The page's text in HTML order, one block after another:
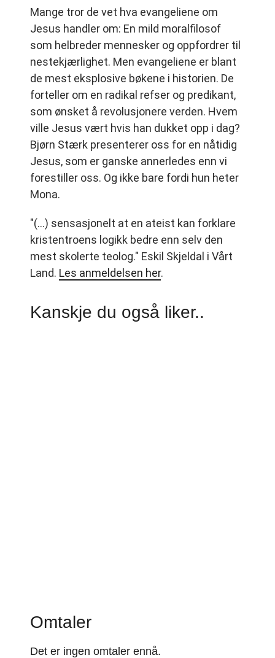
Mange tror de vet hva evangeliene om
Jesus handler om: En mild moralfilosof
som helbreder mennesker og oppfordrer til
nestekjærlighet. Men evangeliene er blant
de mest eksplosive bøkene i historien. De
forteller om en radikal refser og predikant,
som ønsket å revolusjonere verden. Hvem
ville Jesus vært hvis han dukket opp i dag?
Bjørn Stærk presenterer oss for en nåtidig
Jesus, som er ganske annerledes enn vi
forestiller oss. Og ikke bare fordi hun heter
Mona.
"(...) sensasjonelt at en ateist kan forklare
kristentroens logikk bedre enn selv den
mest skolerte teolog." Eskil Skjeldal i Vårt
Land. Les anmeldelsen her.
Kanskje du også liker..
Omtaler
Det er ingen omtaler ennå.